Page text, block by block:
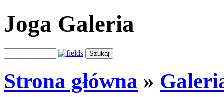
Joga Galeria
Strona główna »